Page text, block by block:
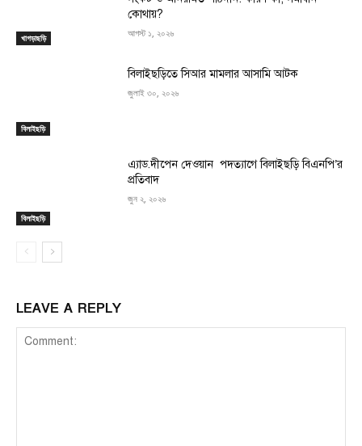
খাগড়াছড়ি
কোথায়?
আগস্ট ১, ২০২৬
বিলাইছড়ি
বিলাইছড়িতে সিআর মামলার আসামি আটক
জুলাই ৩০, ২০২৬
বিলাইছড়ি
এ্যাড.দীপেন দেওয়ান পদত্যাগে বিলাইছড়ি বিএনপি’র
প্রতিবাদ
জুন ২, ২০২৬
LEAVE A REPLY